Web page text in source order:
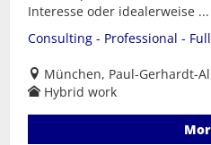
Interesse oder idealerweise ...
Consulting - Professional -
München, Paul-Gerhardt-
Hybrid work